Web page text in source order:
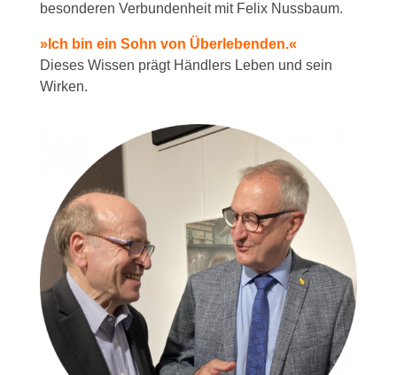
besonderen Verbundenheit mit Felix Nussbaum.
»Ich bin ein Sohn von Überlebenden.«
Dieses Wissen prägt Händlers Leben und sein
Wirken.